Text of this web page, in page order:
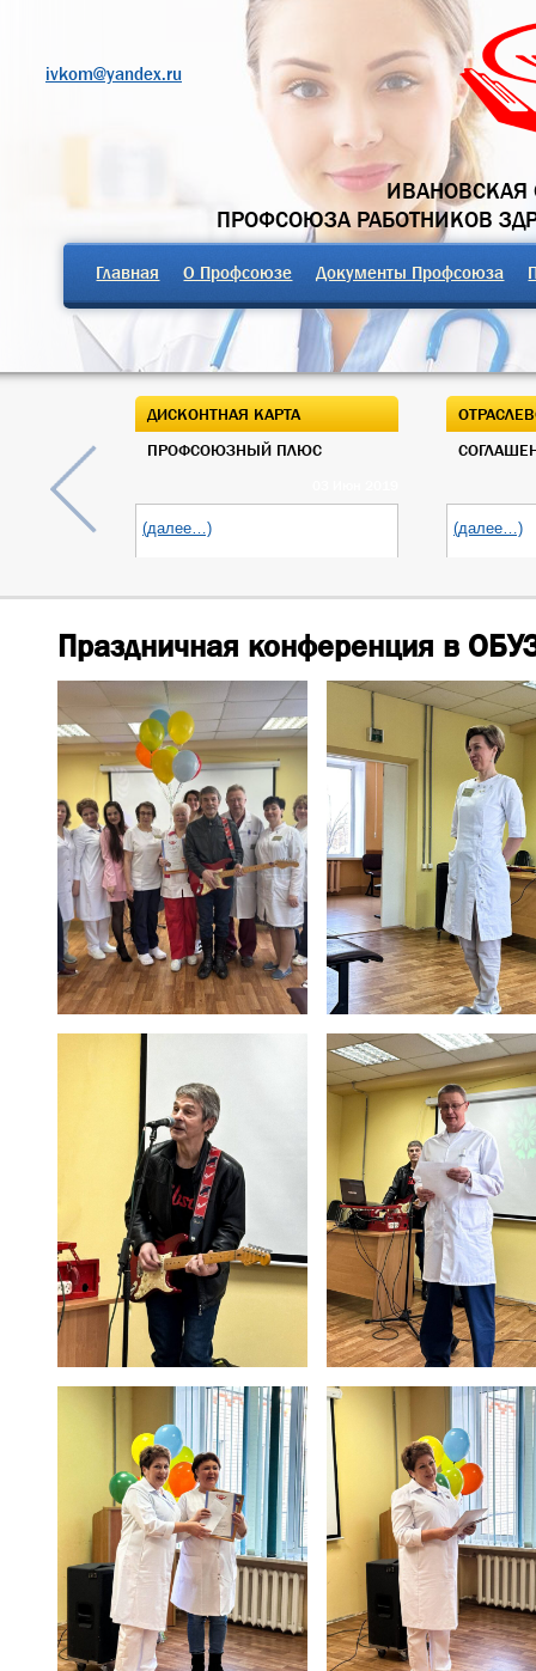
ivkom@yandex.ru
ИВАНОВСКАЯ
ПРОФСОЮЗА РАБОТНИКОВ
Главная О Профсоюзе Документы Профсоюза
ДИСКОНТНАЯ КАРТА
ПРОФСОЮЗНЫЙ ПЛЮС
(далее…) (далее…)
Праздничная конференция в